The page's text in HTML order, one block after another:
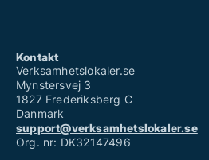
Kontakt
Verksamhetslokaler.se
Mynstersvej 3
1827 Frederiksberg C
Danmark
support@verksamhetslokaler.se
Org. nr: DK32147496